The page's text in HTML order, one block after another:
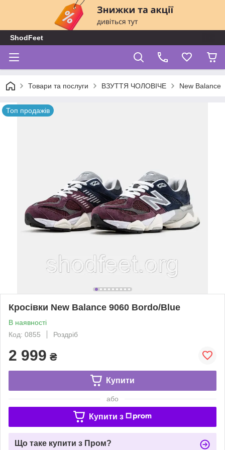
ShodFeet
Товари та послуги ВЗУТТЯ ЧОЛОВІЧЕ New Balance
Топ продажів
Кросівки New Balance 9060 Bordo/Blue
В наявності
Код: 0855
Роздріб
2 999 ₴
Купити
або
Купити з
Що таке купити з Пром?